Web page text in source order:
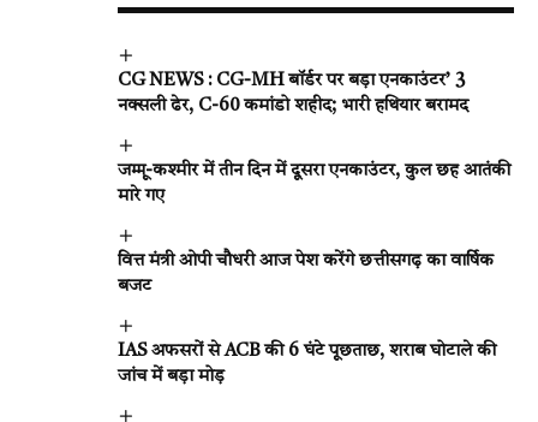
CG NEWS : CG-MH बॉर्डर पर बड़ा एनकाउंटर’ 3
नक्सली ढेर, C-60 कमांडो शहीद; भारी हथियार बरामद
जम्मू-कश्मीर में तीन दिन में दूसरा एनकाउंटर, कुल छह आतंकी
मारे गए
वित्त मंत्री ओपी चौधरी आज पेश करेंगे छत्तीसगढ़ का वार्षिक
बजट
IAS अफसरों से ACB की 6 घंटे पूछताछ, शराब घोटाले की
जांच में बड़ा मोड़